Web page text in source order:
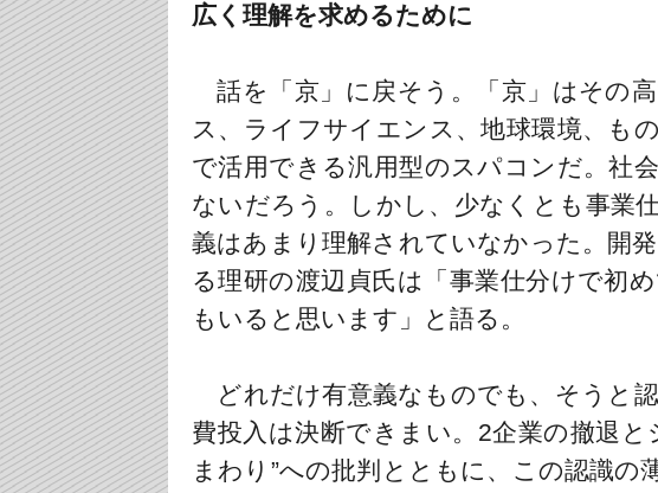
広く理解を求めるために
話を「京」に戻そう。「京」はその
ス、ライフサイエンス、地球環境、も
で活用できる汎用型のスパコンだ。社
ないだろう。しかし、少なくとも事業
義はあまり理解されていなかった。開
る理研の渡辺貞氏は「事業仕分けで初
もいると思います」と語る。
どれだけ有意義なものでも、そうと
費投入は決断できまい。2企業の撤退と
まわり”への批判とともに、この認識の